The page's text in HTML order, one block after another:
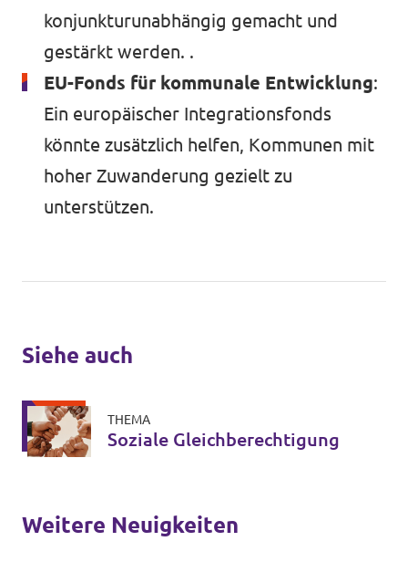
konjunkturunabhängig gemacht und
gestärkt werden. .
EU-Fonds für kommunale Entwicklung:
Ein europäischer Integrationsfonds
könnte zusätzlich helfen, Kommunen mit
hoher Zuwanderung gezielt zu
unterstützen.
Siehe auch
THEMA
Soziale Gleichberechtigung
Weitere Neuigkeiten